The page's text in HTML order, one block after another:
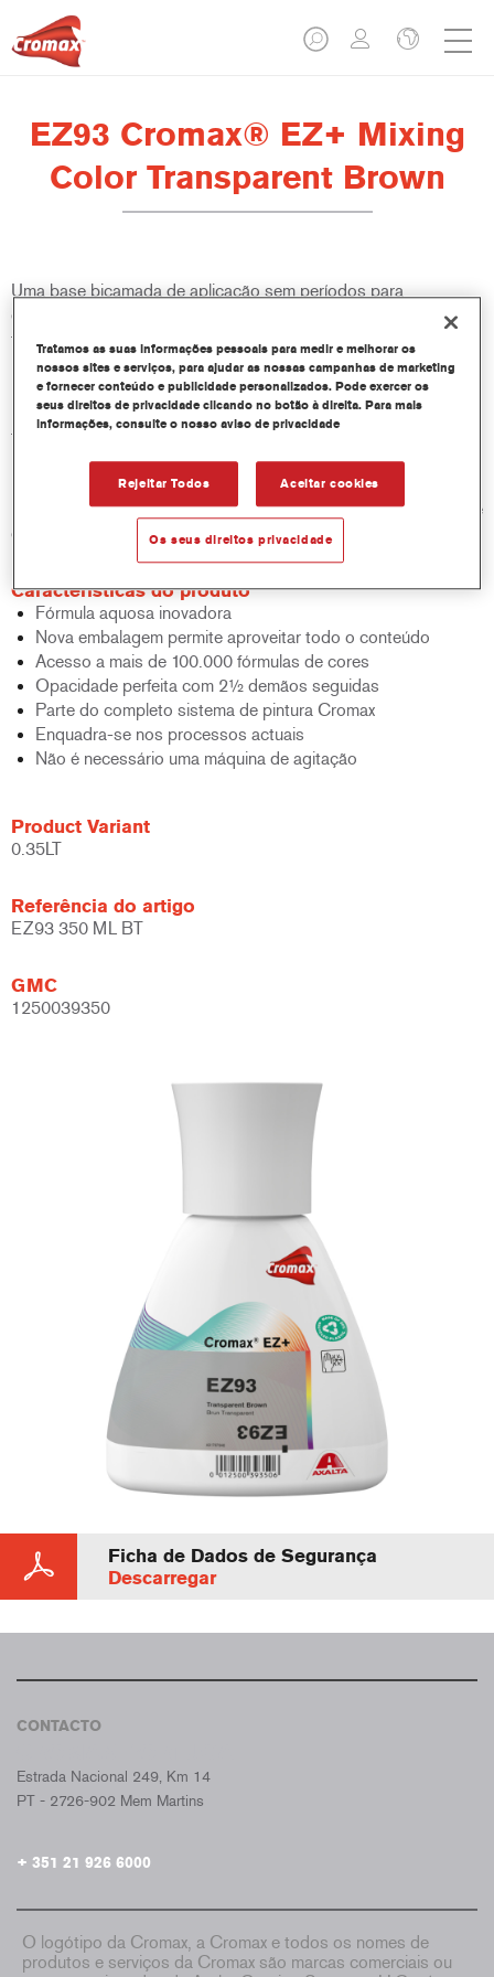
EZ93 Cromax® EZ+ Mixing
Color Transparent Brown
Uma base bicamada de aplicação sem períodos para
evaporação, fácil de usar, de excelentes desempenho de cor,
flexibilidade e valor. Boa opacidade, técnica de disfarce
melhorada e excelente controlo de manchas tornam todos as
repinturas mais fáceis e rápidas. Proporciona também acesso a
uma biblioteca constantemente atualizada de mais de 100.000
fórmulas de cores sólidas, metálicas e nacaradas. E as
inovadoras garrafas espremíveis garantem dosagens mais
precisas e minimizam o desperdício. Cromax EZ+ é o novo
padrão de base bicamada aquosa em termos de desempenho e
eficiência.
Características do produto
Fórmula aquosa inovadora
Nova embalagem permite aproveitar todo o conteúdo
Acesso a mais de 100.000 fórmulas de cores
Opacidade perfeita com 2½ demãos seguidas
Parte do completo sistema de pintura Cromax
Enquadra-se nos processos actuais
Não é necessário uma máquina de agitação
Product Variant
0.35LT
Referência do artigo
EZ93 350 ML BT
GMC
1250039350
Ficha de Dados de Segurança
Descarregar
CONTACTO
Estrada Nacional 249, Km 14
PT - 2726-902 Mem Martins
+ 351 21 926 6000
O logótipo da Cromax, a Cromax e todos os nomes de
produtos e serviços da Cromax são marcas comerciais ou
Tratamos as suas informações pessoais para medir e melhorar os
nossos sites e serviços, para ajudar as nossas campanhas de marketing
e fornecer conteúdo e publicidade personalizados. Pode exercer os
seus direitos de privacidade clicando no botão à direita. Para mais
informações, consulte o nosso aviso de privacidade
Rejeitar Todos Aceitar cookies
Os seus direitos privacidade